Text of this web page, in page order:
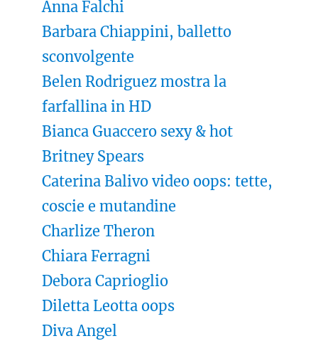
Anna Falchi
Barbara Chiappini, balletto
sconvolgente
Belen Rodriguez mostra la
farfallina in HD
Bianca Guaccero sexy & hot
Britney Spears
Caterina Balivo video oops: tette,
coscie e mutandine
Charlize Theron
Chiara Ferragni
Debora Caprioglio
Diletta Leotta oops
Diva Angel